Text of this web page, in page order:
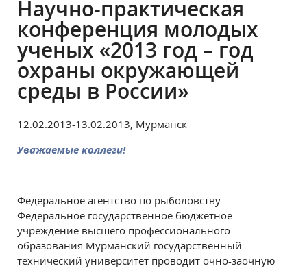
Научно-практическая
конференция молодых
ученых «2013 год – год
охраны окружающей
среды в России»
12.02.2013-13.02.2013, Мурманск
Уважаемые коллеги!
Федеральное агентство по рыболовству
Федеральное государственное бюджетное
учреждение высшего профессионального
образования Мурманский государственный
технический университет проводит очно-заочную